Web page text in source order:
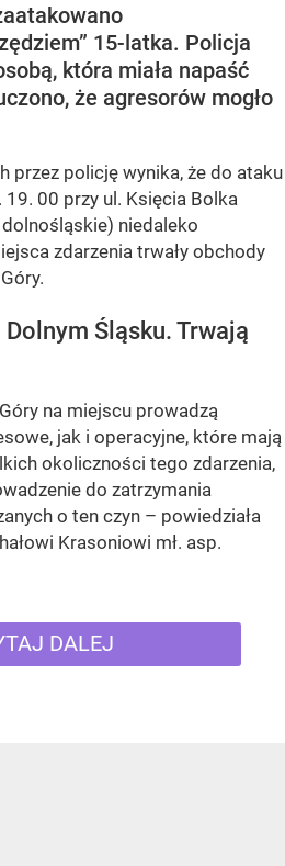
15-latka. Policja
która miała napaść
że agresorów mogło
przez policję wynika, że do ataku
00 przy ul. Księcia Bolka
niedaleko
zdarzenia trwały obchody
Śląsku. Trwają
na miejscu prowadzą
jak i operacyjne, które mają
okoliczności tego zdarzenia,
do zatrzymania
o ten czyn – powiedziała
Krasoniowi mł. asp.
DALEJ